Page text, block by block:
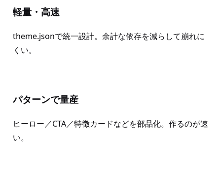
軽量・高速
theme.jsonで統一設計。余計な依存を減らして崩れに
くい。
パターンで量産
ヒーロー／CTA／特徴カードなどを部品化。作るのが速
い。